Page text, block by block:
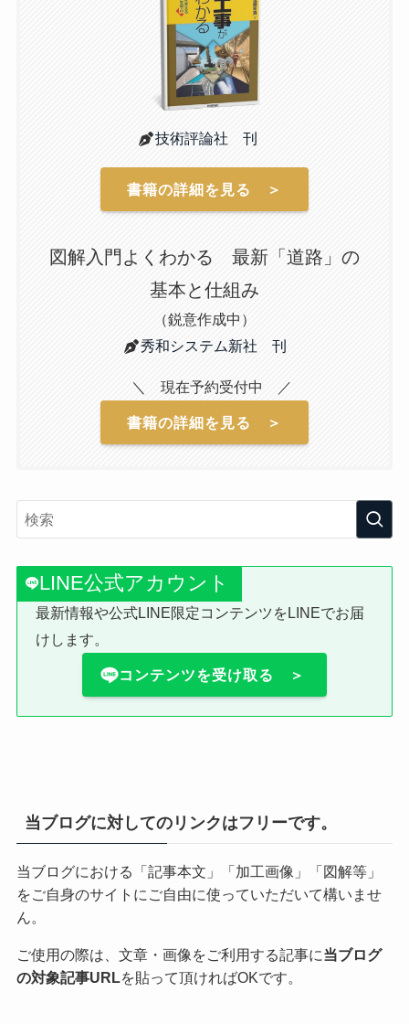
技術評論社 刊
書籍の詳細を見る ＞
図解入門よくわかる 最新「道路」の
基本と仕組み
（鋭意作成中）
秀和システム新社 刊
＼ 現在予約受付中 ／
書籍の詳細を見る ＞
LINE公式アカウント
最新情報や公式LINE限定コンテンツをLINEでお届
けします。
コンテンツを受け取る ＞
当ブログに対してのリンクはフリーです。
当ブログにおける「記事本文」「加工画像」「図解等」
をご自身のサイトにご自由に使っていただいて構いませ
ん。
ご使用の際は、文章・画像をご利用する記事に当ブログ
の対象記事URLを貼って頂ければOKです。